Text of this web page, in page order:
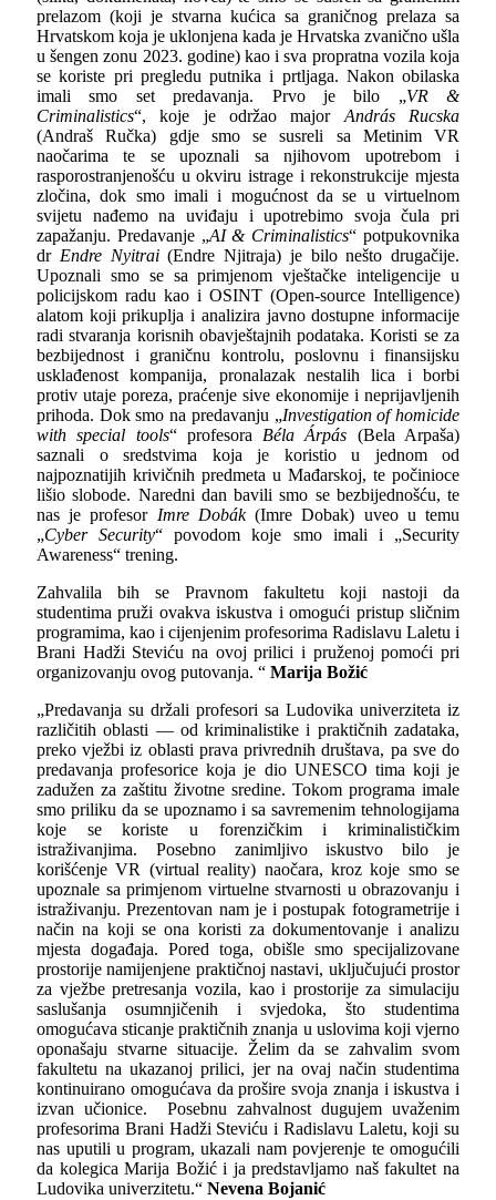
prelazom (koji je stvarna kućica sa graničnog prelaza sa
Hrvatskom koja je uklonjena kada je Hrvatska zvanično ušla
u šengen zonu 2023. godine) kao i sva propratna vozila koja
se koriste pri pregledu putnika i prtljaga. Nakon obilaska
imali smo set predavanja. Prvo je bilo „VR &
Criminalistics“, koje je održao major András Rucska
(Andraš Ručka) gdje smo se susreli sa Metinim VR
naočarima te se upoznali sa njihovom upotrebom i
rasporostranjenošću u okviru istrage i rekonstrukcije mjesta
zločina, dok smo imali i mogućnost da se u virtuelnom
svijetu nađemo na uviđaju i upotrebimo svoja čula pri
zapažanju. Predavanje „AI & Criminalistics“ potpukovnika
dr Endre Nyitrai(Endre Njitraja) je bilo nešto drugačije.
Upoznali smo se sa primjenom vještačke inteligencije u
policijskom radu kao i OSINT (Open-source Intelligence)
alatom koji prikuplja i analizira javno dostupne informacije
radi stvaranja korisnih obavještajnih podataka. Koristi se za
bezbijednost i graničnu kontrolu, poslovnu i finansijsku
usklađenost kompanija, pronalazak nestalih lica i borbi
protiv utaje poreza, praćenje sive ekonomije i neprijavljenih
prihoda. Dok smo na predavanju „Investigation of homicide
with special tools“ profesora Béla Árpás (Bela Arpaša)
saznali o sredstvima koja je koristio u jednom od
najpoznatijih krivičnih predmeta u Mađarskoj, te počinioce
lišio slobode. Naredni dan bavili smo se bezbijednošću, te
nas je profesor Imre Dobák(Imre Dobak) uveo u temu
„Cyber Security“ povodom koje smo imali i „Security
Awareness“ trening.
Zahvalila bih se Pravnom fakultetu koji nastoji da
studentima pruži ovakva iskustva i omogući pristup sličnim
programima, kao i cijenjenim profesorima Radislavu Laletu i
Brani Hadži Steviću na ovoj prilici i pruženoj pomoći pri
organizovanju ovog putovanja. “ Marija Božić
„Predavanja su držali profesori sa Ludovika univerziteta iz
različitih oblasti — od kriminalistike i praktičnih zadataka,
preko vježbi iz oblasti prava privrednih društava, pa sve do
predavanja profesorice koja je dio UNESCO tima koji je
zadužen za zaštitu životne sredine. Tokom programa imale
smo priliku da se upoznamo i sa savremenim tehnologijama
koje se koriste u forenzičkim i kriminalističkim
istraživanjima. Posebno zanimljivo iskustvo bilo je
korišćenjeVR (virtual reality) naočara, kroz koje smo se
upoznale sa primjenom virtuelne stvarnosti u obrazovanju i
istraživanju. Prezentovan nam je i postupak fotogrametrije i
način na koji se ona koristi za dokumentovanje i analizu
mjesta događaja. Pored toga, obišle smo specijalizovane
prostorije namijenjene praktičnoj nastavi, uključujući prostor
za vježbe pretresanja vozila, kao i prostorije za simulaciju
saslušanja osumnjičenih i svjedoka, što studentima
omogućava sticanje praktičnih znanja u uslovima koji vjerno
oponašaju stvarne situacije. Želim da se zahvalim svom
fakultetu na ukazanoj prilici, jer na ovaj način studentima
kontinuirano omogućava da prošire svoja znanja i iskustva i
izvan učionice. Posebnu zahvalnost dugujem uvaženim
profesorima Brani Hadži Steviću i Radislavu Laletu, koji su
nas uputili u program, ukazali nam povjerenje te omogućili
da kolegica Marija Božić i ja predstavljamo naš fakultet na
Ludovika univerzitetu.“ Nevena Bojanić